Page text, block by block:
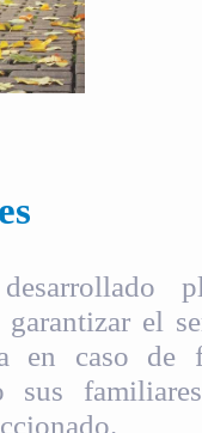
el
en caso de
sus